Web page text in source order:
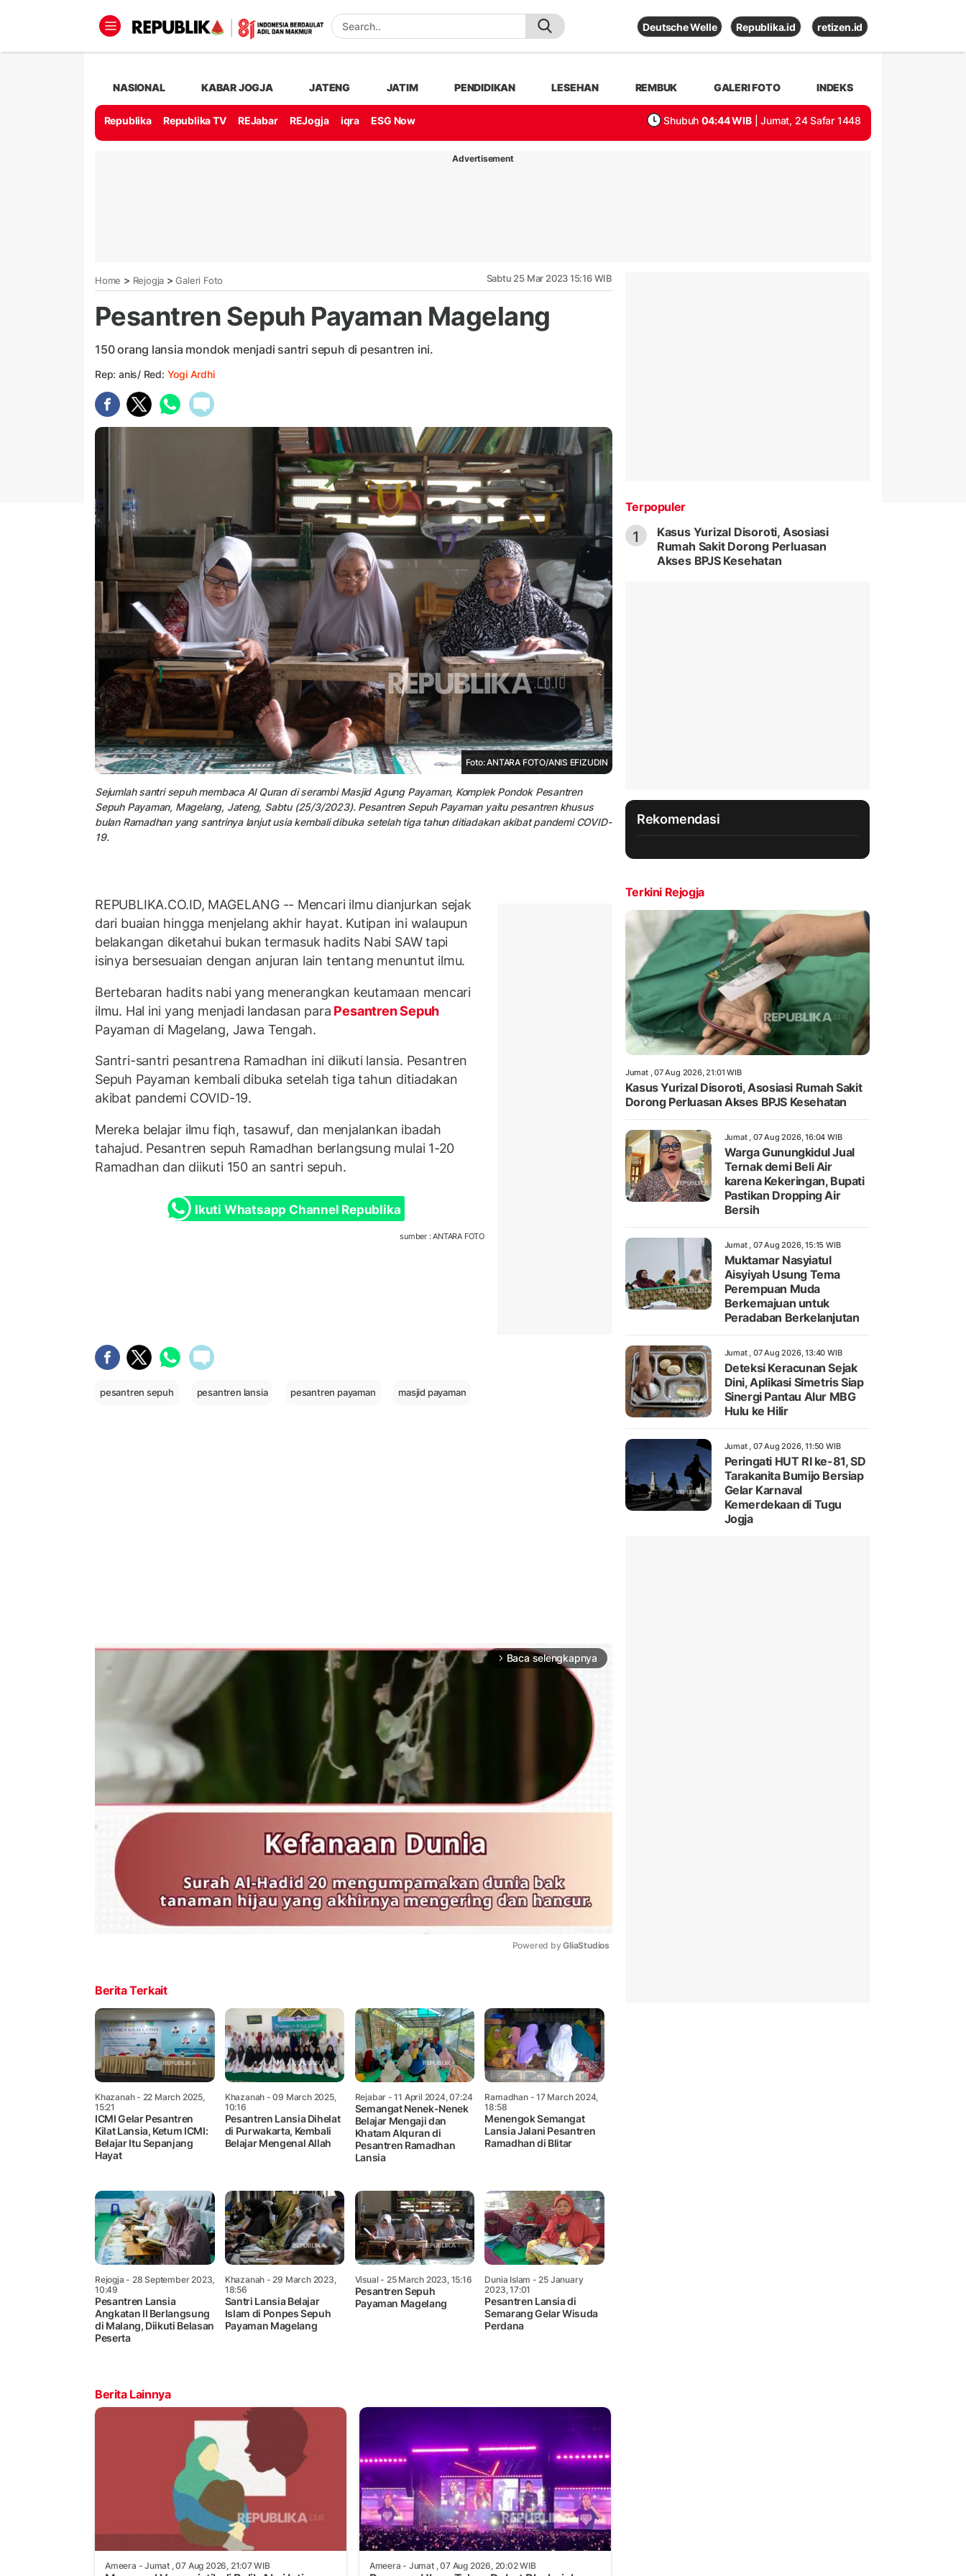
Deutsche Welle Republika.id retizen.id
NASIONAL KABAR JOGJA JATENG JATIM PENDIDIKAN LESEHAN REMBUK GALERI FOTO INDEKS
Republika Republika TV REJabar REJogja iqra ESG Now Shubuh 04:44 WIB | Jumat, 24 Safar 1448
Advertisement
Home > Rejogja > Galeri Foto Sabtu 25 Mar 2023 15:16 WIB
Pesantren Sepuh Payaman Magelang
150 orang lansia mondok menjadi santri sepuh di pesantren ini.
Rep: anis/ Red: Yogi Ardhi
Foto: ANTARA FOTO/ANIS EFIZUDIN
Sejumlah santri sepuh membaca Al Quran di serambi Masjid Agung Payaman, Komplek Pondok Pesantren
Sepuh Payaman, Magelang, Jateng, Sabtu (25/3/2023). Pesantren Sepuh Payaman yaitu pesantren khusus
bulan Ramadhan yang santrinya lanjut usia kembali dibuka setelah tiga tahun ditiadakan akibat pandemi COVID-
19.
REPUBLIKA.CO.ID, MAGELANG -- Mencari ilmu dianjurkan sejak
dari buaian hingga menjelang akhir hayat. Kutipan ini walaupun
belakangan diketahui bukan termasuk hadits Nabi SAW tapi
isinya bersesuaian dengan anjuran lain tentang menuntut ilmu.
Bertebaran hadits nabi yang menerangkan keutamaan mencari
ilmu. Hal ini yang menjadi landasan para Pesantren Sepuh
Payaman di Magelang, Jawa Tengah.
Santri-santri pesantrena Ramadhan ini diikuti lansia. Pesantren
Sepuh Payaman kembali dibuka setelah tiga tahun ditiadakan
akibat pandemi COVID-19.
Mereka belajar ilmu fiqh, tasawuf, dan menjalankan ibadah
tahajud. Pesantren sepuh Ramadhan berlangsung mulai 1-20
Ramadhan dan diikuti 150 an santri sepuh.
Ikuti Whatsapp Channel Republika
sumber : ANTARA FOTO
pesantren sepuh pesantren lansia pesantren payaman masjid payaman
arrow_forward_ios Baca selengkapnya
Powered by GliaStudios
Berita Terkait
Khazanah- 22 March 2025,
15:21
ICMI Gelar Pesantren
Kilat Lansia, Ketum ICMI:
Belajar Itu Sepanjang
Hayat
Khazanah - 09 March 2025,
10:16
Pesantren Lansia Dihelat
di Purwakarta, Kembali
Belajar Mengenal Allah
Rejabar - 11 April 2024, 07:24
Semangat Nenek-Nenek
Belajar Mengaji dan
Khatam Alquran di
Pesantren Ramadhan
Lansia
Ramadhan- 17 March 2024,
18:58
Menengok Semangat
Lansia Jalani Pesantren
Ramadhan di Blitar
Rejogja - 28 September 2023,
10:49
Pesantren Lansia
Angkatan II Berlangsung
di Malang, Diikuti Belasan
Peserta
Khazanah - 29 March 2023,
18:56
Santri Lansia Belajar
Islam di Ponpes Sepuh
Payaman Magelang
Visual - 25 March 2023, 15:16
Pesantren Sepuh
Payaman Magelang
Dunia Islam - 25 January
2023, 17:01
Pesantren Lansia di
Semarang Gelar Wisuda
Perdana
Berita Lainnya
Ameera - Jumat , 07 Aug 2026, 21:07 WIB Ameera - Jumat , 07 Aug 2026, 20:02 WIB
Terpopuler
1
Kasus Yurizal Disoroti, Asosiasi
Rumah Sakit Dorong Perluasan
Akses BPJS Kesehatan
Rekomendasi
Terkini Rejogja
Jumat , 07 Aug 2026, 21:01 WIB
Kasus Yurizal Disoroti, Asosiasi Rumah Sakit
Dorong Perluasan Akses BPJS Kesehatan
Jumat , 07 Aug 2026, 16:04 WIB
Warga Gunungkidul Jual
Ternak demi Beli Air
karena Kekeringan, Bupati
Pastikan Dropping Air
Bersih
Jumat , 07 Aug 2026, 15:15 WIB
Muktamar Nasyiatul
Aisyiyah Usung Tema
Perempuan Muda
Berkemajuan untuk
Peradaban Berkelanjutan
Jumat , 07 Aug 2026, 13:40 WIB
Deteksi Keracunan Sejak
Dini, Aplikasi Simetris Siap
Sinergi Pantau Alur MBG
Hulu ke Hilir
Jumat , 07 Aug 2026, 11:50 WIB
Peringati HUT RI ke-81, SD
Tarakanita Bumijo Bersiap
Gelar Karnaval
Kemerdekaan di Tugu
Jogja